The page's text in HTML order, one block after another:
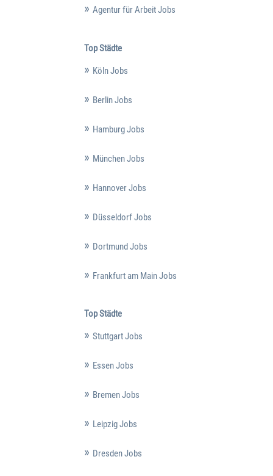
Agentur für Arbeit Jobs
Top Städte
Köln Jobs
Berlin Jobs
Hamburg Jobs
München Jobs
Hannover Jobs
Düsseldorf Jobs
Dortmund Jobs
Frankfurt am Main Jobs
Top Städte
Stuttgart Jobs
Essen Jobs
Bremen Jobs
Leipzig Jobs
Dresden Jobs